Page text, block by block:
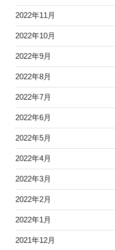
2022年11月
2022年10月
2022年9月
2022年8月
2022年7月
2022年6月
2022年5月
2022年4月
2022年3月
2022年2月
2022年1月
2021年12月